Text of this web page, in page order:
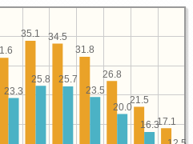
17.1
21.5
26.8
31.8
34.5
35.1
16.3
20.0
23.5
25.7
25.8
23.3